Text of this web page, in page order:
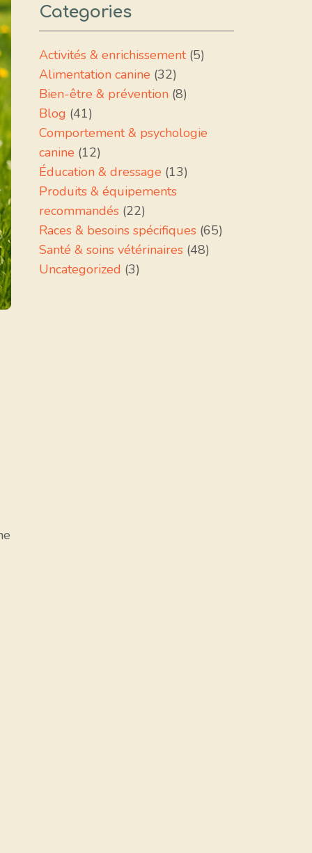
Categories
Activités & enrichissement(5)
Alimentation canine (32)
Bien-être & prévention (8)
Blog (41)
Comportement & psychologie
canine (12)
Éducation & dressage (13)
Produits & équipements
recommandés (22)
Races & besoins spécifiques (65)
Santé & soins vétérinaires (48)
Uncategorized (3)